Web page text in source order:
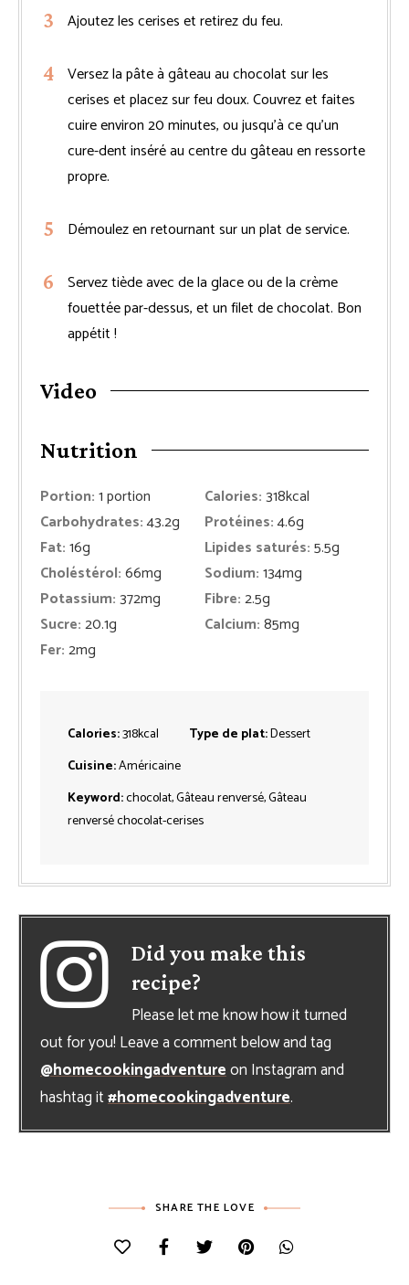
Ajoutez les cerises et retirez du feu.
Versez la pâte à gâteau au chocolat sur les
cerises et placez sur feu doux. Couvrez et faites
cuire environ 20 minutes, ou jusqu’à ce qu’un
cure-dent inséré au centre du gâteau en ressorte
propre.
Démoulez en retournant sur un plat de service.
Servez tiède avec de la glace ou de la crème
fouettée par-dessus, et un filet de chocolat. Bon
appétit !
Video
Nutrition
Portion:1portion Calories:318kcal
Carbohydrates:43.2g Protéines:4.6g
Fat:16g Lipides saturés:5.5g
Choléstérol:66mg Sodium:134mg
Potassium:372mg Fibre:2.5g
Sucre:20.1g Calcium:85mg
Fer:2mg
Calories:318kcal Type de plat:Dessert
Cuisine:Américaine
Keyword:chocolat, Gâteau renversé, Gâteau
renversé chocolat-cerises
Did you make this
recipe?
Please let me know how it turned
out for you! Leave a comment below and tag
@homecookingadventureon Instagram and
hashtag it#homecookingadventure.
SHARE THE LOVE